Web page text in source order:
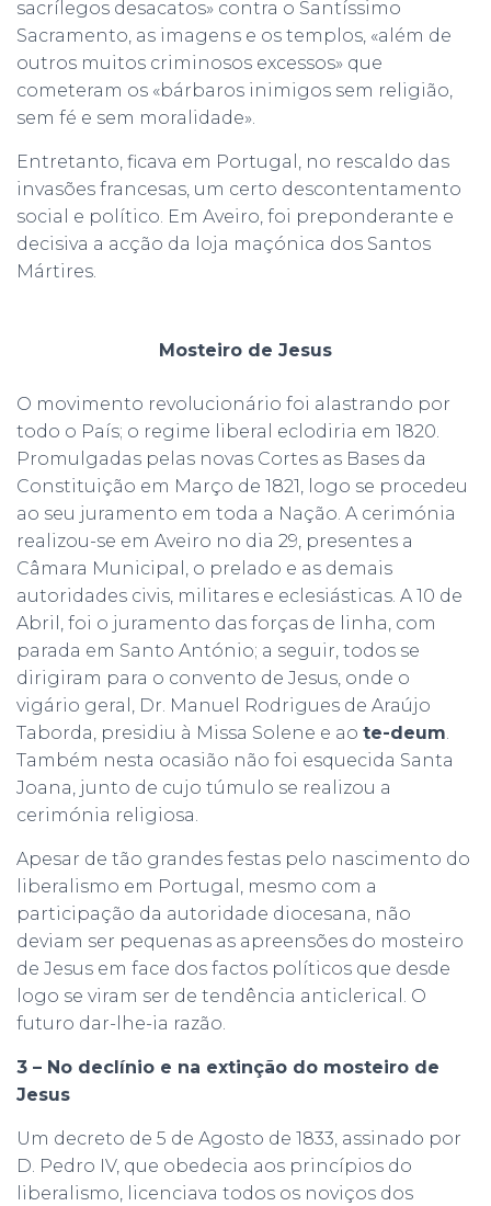
sacrílegos desacatos» contra o Santíssimo
Sacramento, as imagens e os templos, «além de
outros muitos criminosos excessos» que
cometeram os «bárbaros inimigos sem religião,
sem fé e sem moralidade».
Entretanto, ficava em Portugal, no rescaldo das
invasões francesas, um certo descontentamento
social e político. Em Aveiro, foi preponderante e
decisiva a acção da loja maçónica dos Santos
Mártires.
Mosteiro de Jesus
O movimento revolucionário foi alastrando por
todo o País; o regime liberal eclodiria em 1820.
Promulgadas pelas novas Cortes as Bases da
Constituição em Março de 1821, logo se procedeu
ao seu juramento em toda a Nação. A cerimónia
realizou-se em Aveiro no dia 29, presentes a
Câmara Municipal, o prelado e as demais
autoridades civis, militares e eclesiásticas. A 10 de
Abril, foi o juramento das forças de linha, com
parada em Santo António; a seguir, todos se
dirigiram para o convento de Jesus, onde o
vigário geral, Dr. Manuel Rodrigues de Araújo
Taborda, presidiu à Missa Solene e ao te-deum.
Também nesta ocasião não foi esquecida Santa
Joana, junto de cujo túmulo se realizou a
cerimónia religiosa.
Apesar de tão grandes festas pelo nascimento do
liberalismo em Portugal, mesmo com a
participação da autoridade diocesana, não
deviam ser pequenas as apreensões do mosteiro
de Jesus em face dos factos políticos que desde
logo se viram ser de tendência anticlerical. O
futuro dar-lhe-ia razão.
3 – No declínio e na extinção do mosteiro de
Jesus
Um decreto de 5 de Agosto de 1833, assinado por
D. Pedro IV, que obedecia aos princípios do
liberalismo, licenciava todos os noviços dos